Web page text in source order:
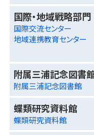
国際・地域戦略部門
国際交流センター
地域連携教育センター
附属三浦記念図書
附属三浦記念図書館
蝶類研究資料館
蝶類研究資料館